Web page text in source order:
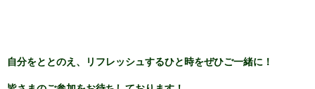
自分をととのえ、リフレッシュするひと時をぜひご一緒に！